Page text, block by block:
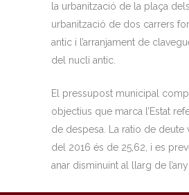
la urbanització de la plaça
urbanització de dos carrers
antic i l’arranjament de
del nucli antic.
El pressupost municipal
objectius que marca l’Estat
de despesa. La ratio de deute
del 2016 és de 25,62, i es
anar disminuint al llarg de l’any